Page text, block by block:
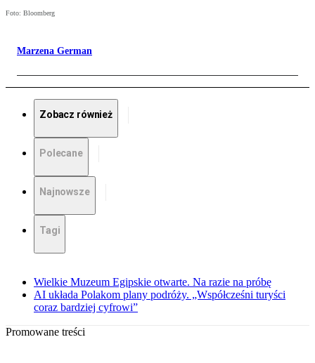
Foto: Bloomberg
Marzena German
Zobacz również
Polecane
Najnowsze
Tagi
Wielkie Muzeum Egipskie otwarte. Na razie na próbę
AI układa Polakom plany podróży. „Współcześni turyści
coraz bardziej cyfrowi”
Promowane treści